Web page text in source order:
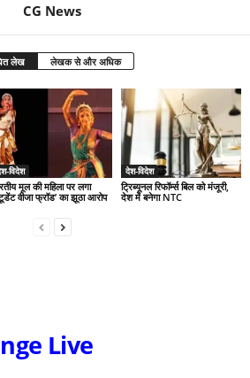
CG News
लेख लेखक से और अधिक
विदेश
मूल की महिला पर लगा
वीजा फ्रॉड’ का झूठा आरोप
देश-विदेश
ट्रिब्यूनल रिफॉर्म्स बिल को मंजूरी,
देश में बनेगा NTC
Live